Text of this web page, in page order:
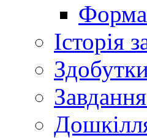
Історія